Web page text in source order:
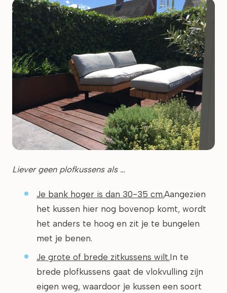
Liever geen plofkussens als …
Je bank hoger is dan 30-35 cm.Aangezien
het kussen hier nog bovenop komt, wordt
het anders te hoog en zit je te bungelen
met je benen.
Je grote of brede zitkussens wilt.In te
brede plofkussens gaat de vlokvulling zijn
eigen weg, waardoor je kussen een soort